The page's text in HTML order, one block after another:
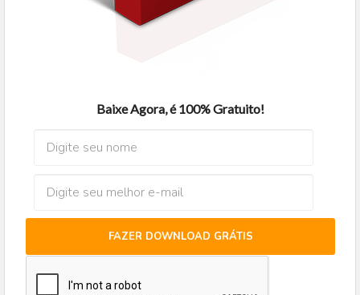
Baixe Agora, é 100% Gratuito!
FAZER DOWNLOAD GRÁTIS